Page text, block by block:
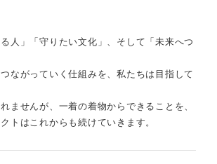
る人」「守りたい文化」、そして「未来へつ
ながっていく仕組みを、私たちは目指して
ませんが、一着の着物からできることを、
トはこれからも続けていきます。